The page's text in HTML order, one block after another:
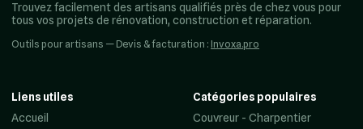
Trouvez facilement des artisans qualifiés près de chez vous pour
tous vos projets de rénovation, construction et réparation.
Outils pour artisans — Devis & facturation : Invoxa.pro
Liens utiles
Accueil
Catégories populaires
Couvreur - Charpentier